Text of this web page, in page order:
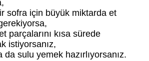
sofra için büyük miktarda et
parçalarını kısa sürede
istiyorsanız,
da sulu yemek hazırlıyorsanız.